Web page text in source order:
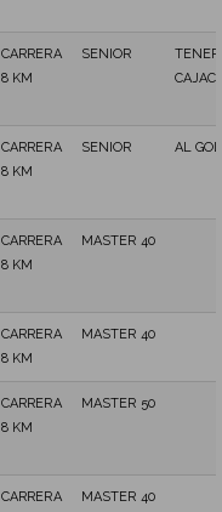
CARRERA
8 KM
SENIOR
CARRERA
8 KM
SENIOR AL
CARRERA
8 KM
MASTER 40
CARRERA
8 KM
MASTER 40
CARRERA
8 KM
MASTER 50
CARRERA
MASTER 40